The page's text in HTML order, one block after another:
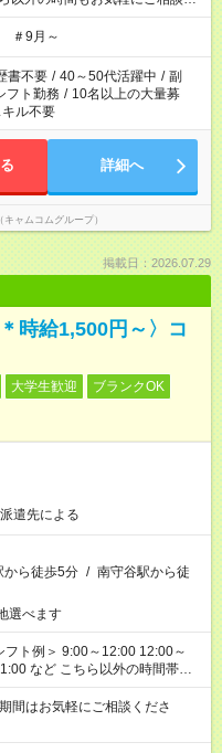
＃9月～
書不要 / 40～50代活躍中 / 副
フト勤務 / 10名以上の大量募
ル不要
詳細へ
ャムコムグループ）
掲載日：2026.07.29
時給1,500円～〉コ
大学生歓迎
ブランクOK
遣先による
から徒歩5分 / 南守谷駅から徒
選べます
外の時間帯も
はお気軽にご相談くださ